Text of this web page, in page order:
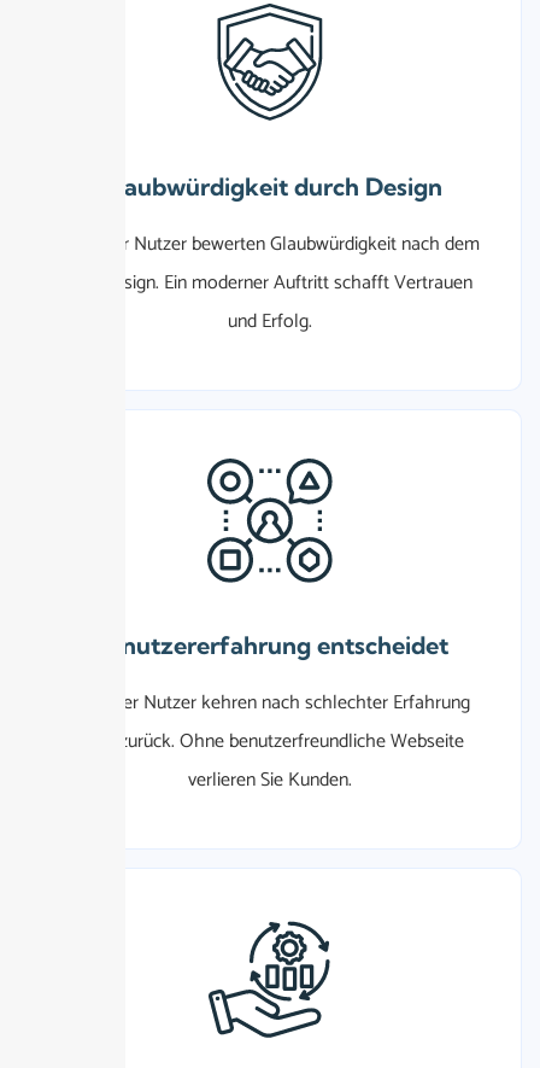
Glaubwürdigkeit durch Design
der Nutzer bewerten Glaubwürdigkeit nach dem
Webdesign. Ein moderner Auftritt schafft Vertrauen
und Erfolg.
Benutzererfahrung entscheidet
der Nutzer kehren nach schlechter Erfahrung
nicht zurück. Ohne benutzerfreundliche Webseite
verlieren Sie Kunden.